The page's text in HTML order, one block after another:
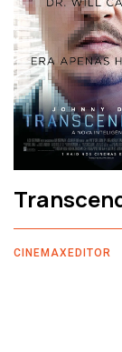
CINEMAXEDITOR